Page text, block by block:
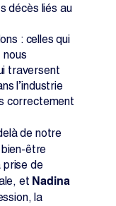
décès liés au
: celles qui
traversent
l’industrie
correctement
de notre
être
prise de
et Nadina
la